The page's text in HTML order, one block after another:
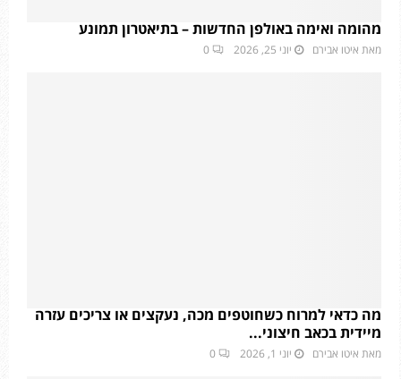
מהומה ואימה באולפן החדשות – בתיאטרון תמונע
מאת איטו אבירם יוני 25, 2026 0
מה כדאי למרוח כשחוטפים מכה, נעקצים או צריכים עזרה
מיידית בכאב חיצוני...
מאת איטו אבירם יוני 1, 2026 0